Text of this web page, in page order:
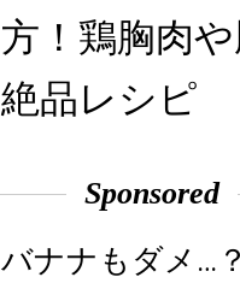
方！鶏胸肉
絶品レシピ
Sponsored
バナナもダメ…